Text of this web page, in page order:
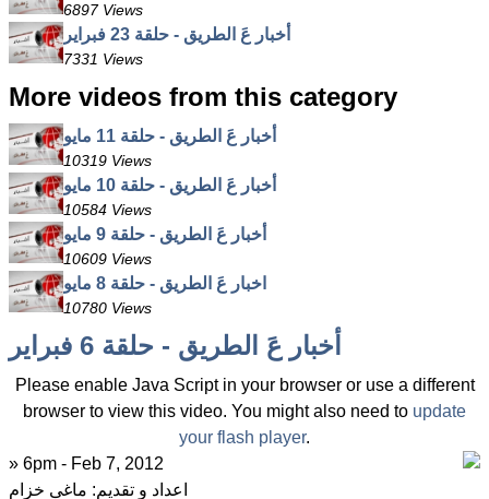
6897 Views
أخبار عَ الطريق - حلقة 23 فبراير
7331 Views
More videos from this category
أخبار عَ الطريق - حلقة 11 مايو
10319 Views
أخبار عَ الطريق - حلقة 10 مايو
10584 Views
أخبار عَ الطريق - حلقة 9 مايو
10609 Views
اخبار عَ الطريق - حلقة 8 مايو
10780 Views
أخبار عَ الطريق - حلقة 6 فبراير
Please enable Java Script in your browser or use a different
browser to view this video. You might also need to update
your flash player.
» 6pm - Feb 7, 2012
اعداد و تقديم: ماغى خزام